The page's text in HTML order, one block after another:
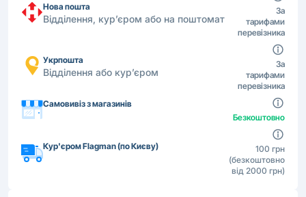
Нова пошта
Відділення, кур’єром або на поштомат
За
тарифами
перевізника
Укрпошта
Відділення або кур’єром
За
тарифами
перевізника
Самовивіз з магазинів
Безкоштовно
Кур'єром Flagman (по Києву)
100 грн
(безкоштовно
від 2000 грн)